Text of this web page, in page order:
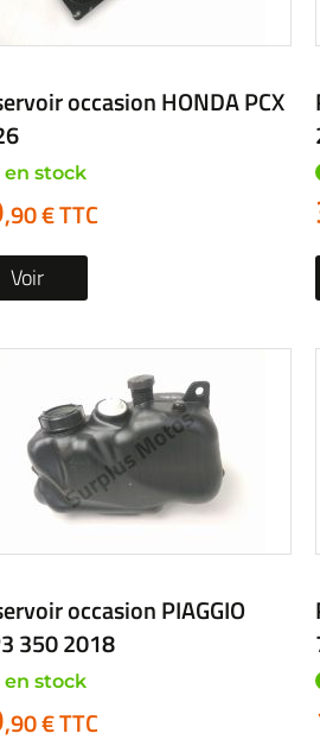
occasion HONDA PCX
en stock
,90 € TTC
Voir
occasion PIAGGIO
350 2018
en stock
,90 € TTC